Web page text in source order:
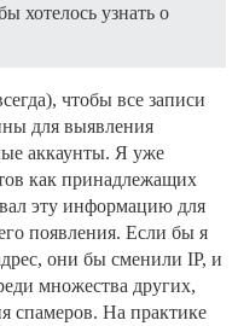
хотелось узнать о
чтобы все записи
для выявления
аккаунты. Я уже
как принадлежащих
эту информацию для
появления. Если бы я
они бы сменили IP, и
множества других,
спамеров. На практике